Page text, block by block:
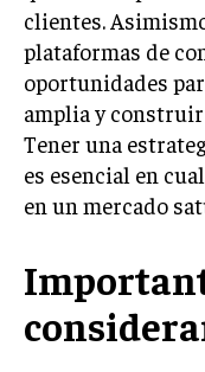
E-COMMERCE
PRECIOS
GESTIÓN DE
EMPRESAS Y
GESTIÓN DE
MÁS
PROYECTOS
clientes.
plataformas de
oportunidades
amplia y
Tener una
es esencial en
en un mercado